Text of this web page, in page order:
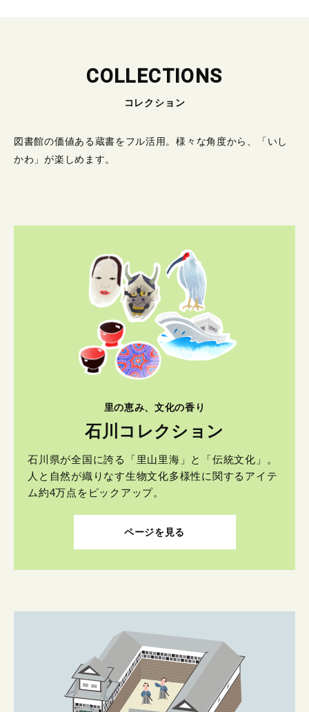
COLLECTIONS
コレクション
図書館の価値ある蔵書をフル活用。様々な角度から、「いし
かわ」が楽しめます。
里の恵み、文化の香り
石川コレクション
石川県が全国に誇る「里山里海」と「伝統文化」。
人と自然が織りなす生物文化多様性に関するアイテ
ム約4万点をピックアップ。
ページを見る